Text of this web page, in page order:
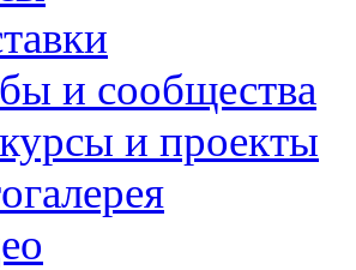
и сообщества
и проекты